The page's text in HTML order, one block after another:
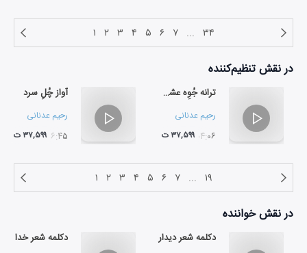
۱ ۲ ۳ ۴ ۵ ۶ ۷ ... ۳۴
در نقشتنظیم‌کننده
ترانه جُوِه عشق (پیراهن عشق)
رحیم عدنانی
۰۴:۰۶ ۳۷,۵۹۹ ت
آواز چُلِ سرد
رحیم عدنانی
۰۶:۴۵ ۳۷,۵۹۹ ت
۱ ۲ ۳ ۴ ۵ ۶ ۷ ... ۱۹
در نقشخواننده
دکلمه شعر دیدار دکلمه شعر خدا